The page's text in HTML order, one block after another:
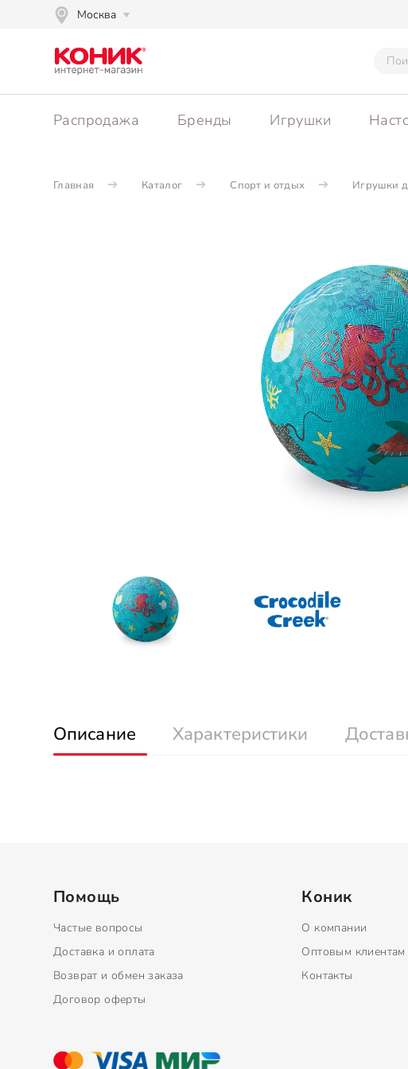
Москва
Распродажа Бренды Игрушки
Главная Каталог Спорт и отдых Игрушки
Описание Характеристики
Помощь
Частые вопросы
Доставка и оплата
Возврат и обмен заказа
Договор оферты
Коник
О компании
Оптовым клиентам
Контакты